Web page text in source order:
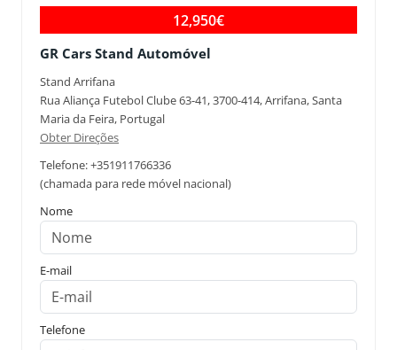
12,950€
GR Cars Stand Automóvel
Stand Arrifana
Rua Aliança Futebol Clube 63-41, 3700-414, Arrifana, Santa
Maria da Feira, Portugal
Obter Direções
Telefone: +351911766336
(chamada para rede móvel nacional)
Nome
E-mail
Telefone